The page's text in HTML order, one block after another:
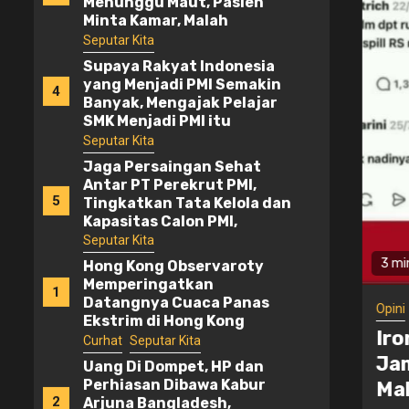
Minta Kamar, Malah
Disuruh Memotong Nadi
4
Seputar Kita
Supaya Rakyat Indonesia
yang Menjadi PMI Semakin
Banyak, Mengajak Pelajar
SMK Menjadi PMI itu
Namanya Asta Mandala
5
Seputar Kita
Jaga Persaingan Sehat
Antar PT Perekrut PMI,
Tingkatkan Tata Kelola dan
Kapasitas Calon PMI,
Pemerintah Lakukan
Akreditasi ke Seluruh P3MI
1
Seputar Kita
Hong Kong Observaroty
Memperingatkan
Datangnya Cuaca Panas
Ekstrim di Hong Kong
Besok dan Lusa
2
Curhat Seputar Kita
Uang Di Dompet, HP dan
Perhiasan Dibawa Kabur
Arjuna Bangladesh,
HP dan Perhiasan Dibawa
Bangladesh, Seorang PMI
Tayang Hanya Bisa
3 min
Opini